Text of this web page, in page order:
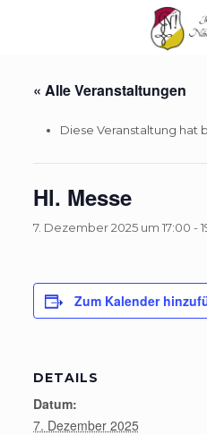
« Alle Veranstaltungen
Diese Veranstaltung hat
Hl. Messe
7. Dezember 2025 um 17:00 -
Zum Kalender
DETAILS
Datum:
7. Dezember 2025